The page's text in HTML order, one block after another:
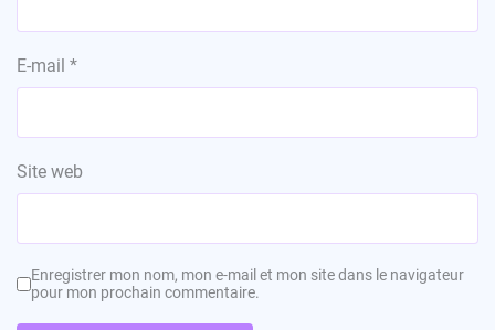
E-mail *
Site web
Enregistrer mon nom, mon e-mail et mon site dans le navigateur
pour mon prochain commentaire.